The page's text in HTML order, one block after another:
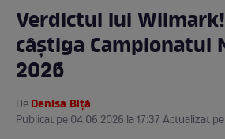
Verdictul lui
câștiga Campionatul
2026
DeDenisa Biță.
Publicat pe 04.06.2026 la 17:37 Actualizat